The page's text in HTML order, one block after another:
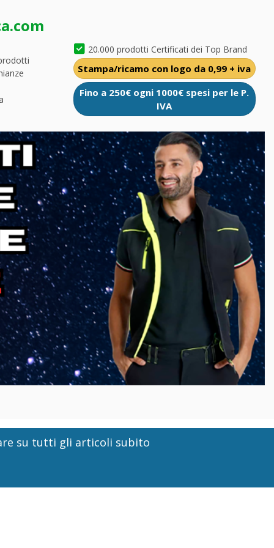
20.000 prodotti Certificati dei Top Brand
Stampa/ricamo con logo da 0,99 + iva
Fino a 250€ ogni 1000€ spesi per le P.
IVA
su tutti gli articoli subito